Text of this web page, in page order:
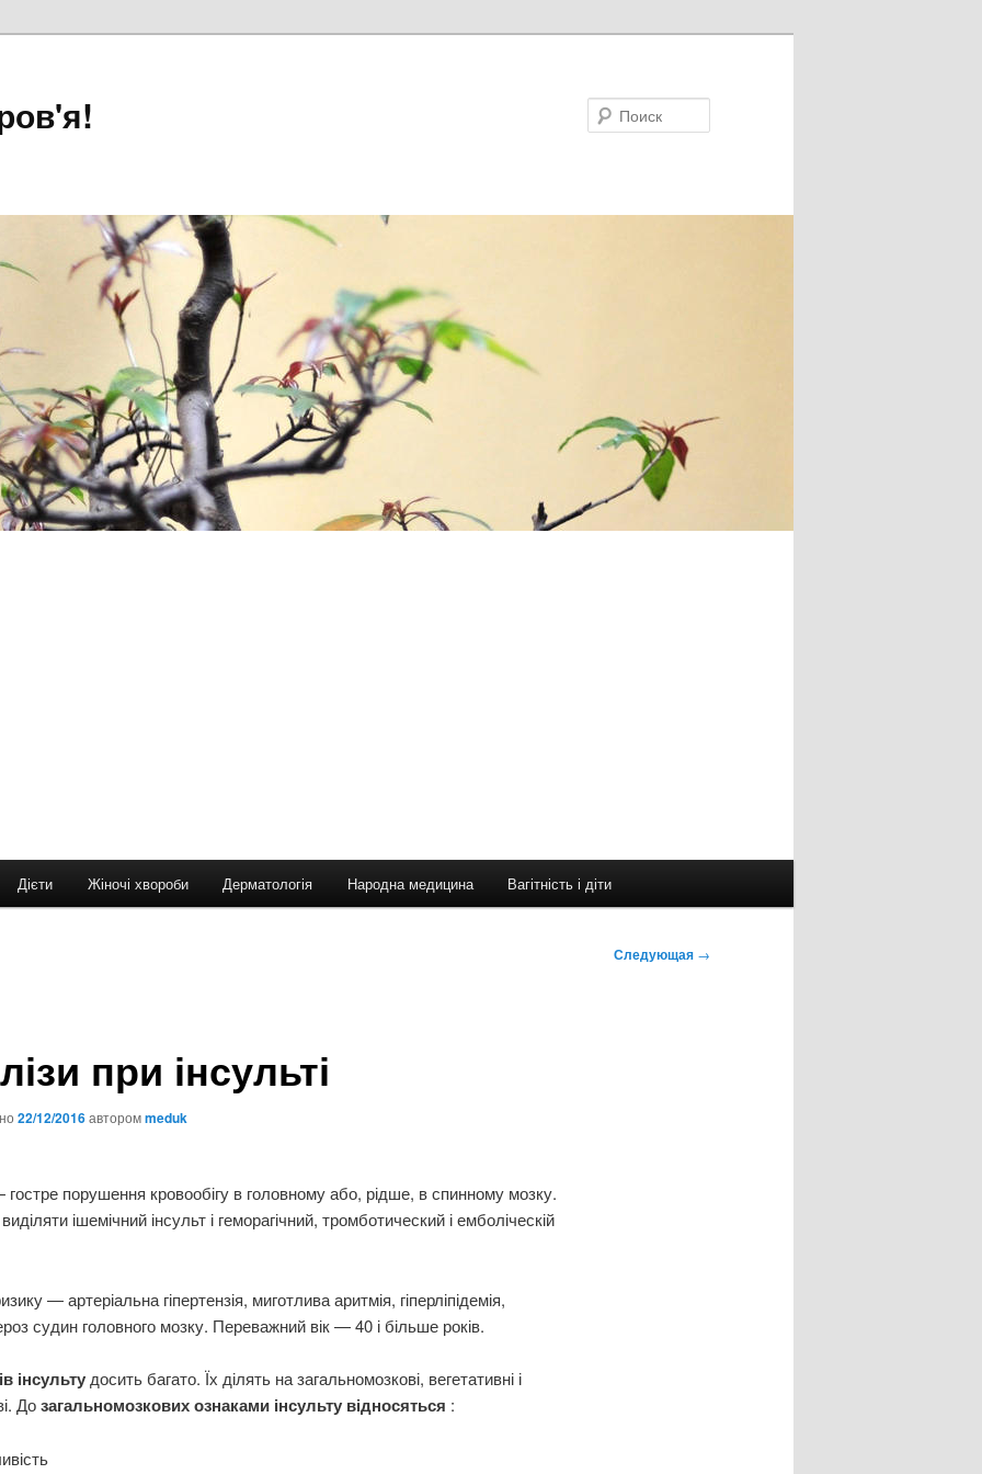
Дієти Жіночі хвороби Дерматологія Народна медицина Вагітність і діти
Следующая →
при інсульті
22/12/2016авторомmeduk
порушення кровообігу в головному або, рідше, в спинному мозку.
ішемічний інсульт і геморагічний, тромботический і емболіческій
— артеріальна гіпертензія, миготлива аритмія, гіперліпідемія,
судин головного мозку. Переважний вік — 40 і більше років.
інсультудосить багато. Їх ділять на загальномозкові, вегетативні і
Дозагальномозкових ознаками інсульту відносяться :